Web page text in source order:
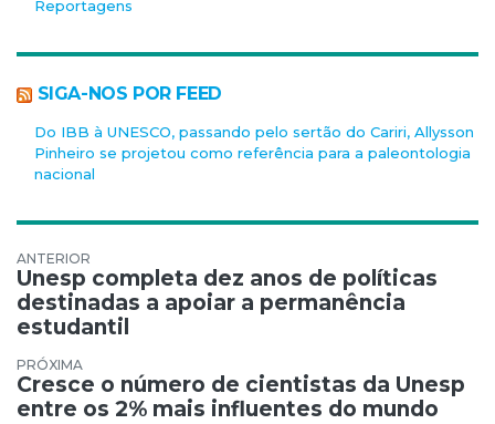
Reportagens
SIGA-NOS POR FEED
Do IBB à UNESCO, passando pelo sertão do Cariri, Allysson
Pinheiro se projetou como referência para a paleontologia
nacional
Navegação de Post
Unesp completa dez anos de políticas
destinadas a apoiar a permanência
estudantil
Cresce o número de cientistas da Unesp
entre os 2% mais influentes do mundo